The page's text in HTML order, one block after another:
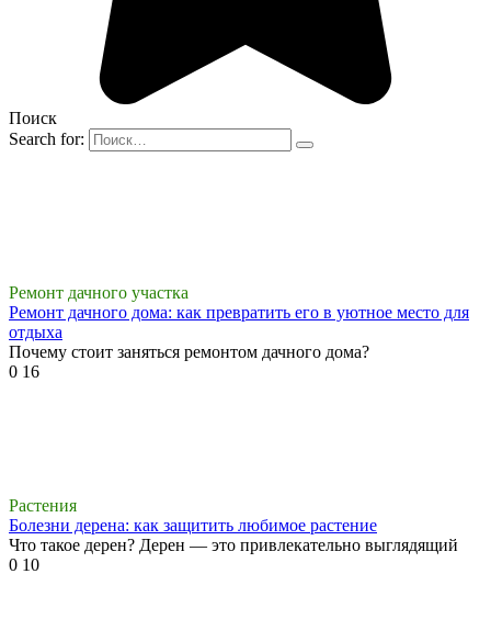
Поиск
Search for:
Ремонт дачного участка
Ремонт дачного дома: как превратить его в уютное место для
отдыха
Почему стоит заняться ремонтом дачного дома?
0 16
Растения
Болезни дерена: как защитить любимое растение
Что такое дерен? Дерен — это привлекательно выглядящий
0 10